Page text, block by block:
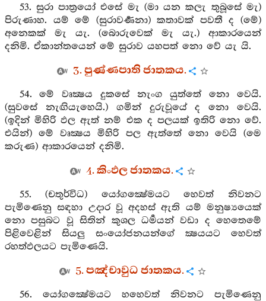
53. සුරා පාත්‍රයෝ එසේ මැ (මා යන කලැ තුබූසේ මැ)
පිරුණාහ. යම් මේ (සුරාවර්‍ණනා) කතාවක් පවතී ද (මේ)
අනෙකක් මැ යැ. (බොරුවෙක් මැ යැ.) ආකාරයෙන්
දනිමි. ඒකාන්තයෙන් මේ සුරාව යහපත් නො වේ යැ යි.
3. පුණ්ණපාති ජාතකය.
54. මේ වෘක්‍ෂය දුකසේ නැංග යුත්තේ නො වෙයි.
(සුවසේ නැඟියැහෙයි.) ගමින් දුරුවූයේ ද නො වෙයි.
(ඉදින් මිහිරි ඵල ඇත් නම් එක ද පලයක් ඉතිරි නො වේ.
එයින්) මේ වෘක්‍ෂය මිහිරි පල ඇත්තේ නො වෙයි (මෙ
කරුණ) ආකාරයෙන් දනිමි.
4. කිංඵල ජාතකය.
55. (චතුර්විධ) යෝගක්‍ෂේමයට හෙවත් නිවනට
පැමිණෙනු සඳහා උදාර වූ අදහස් ඇති යම් මනුෂ්‍යයෙක්
නො පසුබට වූ සිතින් කුශල ධර්‍මයන් වඩා ද හෙතෙමේ
පිළිවෙළින් සියලු සංයෝජනයන්ගේ ක්‍ෂයයට හෙවත්
රහත්ඵලයට පැමිණෙයි.
5. පඤ්චාවුධ ජාතකය.
56. යෝගක්‍ෂේමයට හහෙවත් නිවනට පැමිණෙනු